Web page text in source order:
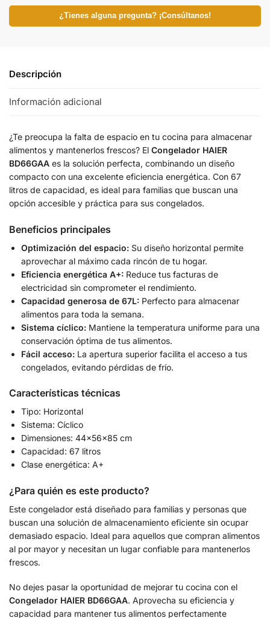
¿Tienes alguna pregunta? ¡Consúltanos!
Descripción
Información adicional
¿Te preocupa la falta de espacio en tu cocina para almacenar
alimentos y mantenerlos frescos? El Congelador HAIER
BD66GAA es la solución perfecta, combinando un diseño
compacto con una excelente eficiencia energética. Con 67
litros de capacidad, es ideal para familias que buscan una
opción accesible y práctica para sus congelados.
Beneficios principales
Optimización del espacio: Su diseño horizontal permite
aprovechar al máximo cada rincón de tu hogar.
Eficiencia energética A+: Reduce tus facturas de
electricidad sin comprometer el rendimiento.
Capacidad generosa de 67L: Perfecto para almacenar
alimentos para toda la semana.
Sistema cíclico: Mantiene la temperatura uniforme para una
conservación óptima de tus alimentos.
Fácil acceso: La apertura superior facilita el acceso a tus
congelados, evitando pérdidas de frío.
Características técnicas
Tipo: Horizontal
Sistema: Cíclico
Dimensiones: 44x56x85 cm
Capacidad: 67 litros
Clase energética: A+
¿Para quién es este producto?
Este congelador está diseñado para familias y personas que
buscan una solución de almacenamiento eficiente sin ocupar
demasiado espacio. Ideal para aquellos que compran alimentos
al por mayor y necesitan un lugar confiable para mantenerlos
frescos.
No dejes pasar la oportunidad de mejorar tu cocina con el
Congelador HAIER BD66GAA. Aprovecha su eficiencia y
capacidad para mantener tus alimentos perfectamente